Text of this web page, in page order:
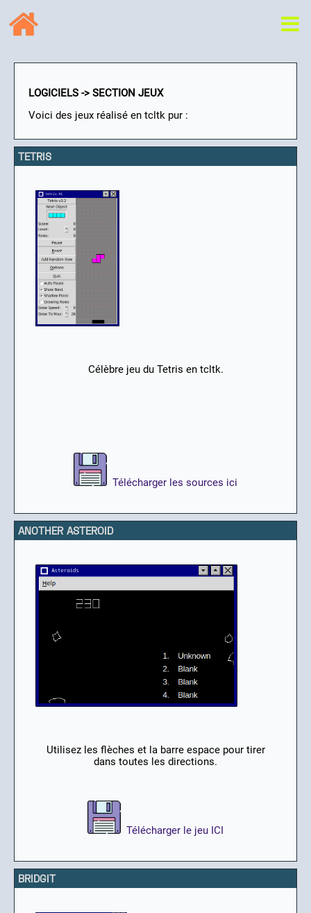
LOGICIELS -> SECTION JEUX
Voici des jeux réalisé en tcltk pur :
TETRIS
Célèbre jeu du Tetris en tcltk.
Télécharger les sources ici
ANOTHER ASTEROID
Utilisez les flèches et la barre espace pour tirer
dans toutes les directions.
Télécharger le jeu ICI
BRIDGIT